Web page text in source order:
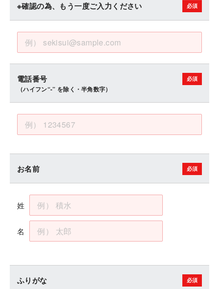
※確認の為、もう一度ご入力ください
電話番号
（ハイフン“-” を除く・半角数字）
お名前
姓
名
ふりがな